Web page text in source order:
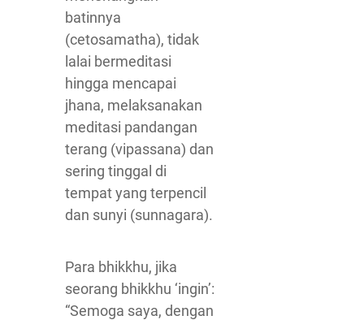
batinnya
(cetosamatha), tidak
lalai bermeditasi
hingga mencapai
jhana, melaksanakan
meditasi pandangan
terang (vipassana) dan
sering tinggal di
tempat yang terpencil
dan sunyi (sunnagara).
Para bhikkhu, jika
seorang bhikkhu ‘ingin’:
“Semoga saya, dengan